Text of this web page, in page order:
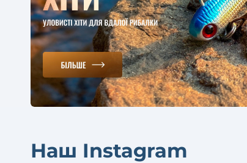
Наш Instagram